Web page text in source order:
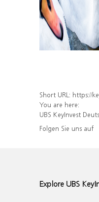
Short URL: https://keyinvest-
You are here:
UBS KeyInvest
Folgen Sie uns auf
Explore UBS